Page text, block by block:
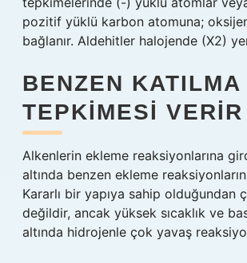
pozitif yüklü karbon atomuna;
bağlanır. Aldehitler halojende (X2)
BENZEN KATILMA
TEPKIMESI
Alkenlerin ekleme reaksiyonlarına
altında benzen ekleme
Kararlı bir yapıya sahip olduğundan
değildir, ancak yüksek sıcaklık ve
altında hidrojenle çok yavaş